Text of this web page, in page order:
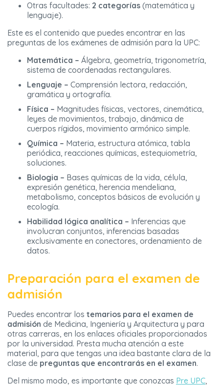
Otras facultades: 2 categorías (matemática y
lenguaje).
Este es el contenido que puedes encontrar en las
preguntas de los exámenes de admisión para la UPC:
Matemática – Álgebra, geometría, trigonometría,
sistema de coordenadas rectangulares.
Lenguaje – Comprensión lectora, redacción,
gramática y ortografía.
Física – Magnitudes físicas, vectores, cinemática,
leyes de movimientos, trabajo, dinámica de
cuerpos rígidos, movimiento armónico simple.
Química – Materia, estructura atómica, tabla
periódica, reacciones químicas, estequiometría,
soluciones.
Biologia – Bases químicas de la vida, célula,
expresión genética, herencia mendeliana,
metabolismo, conceptos básicos de evolución y
ecología.
Habilidad lógica analítica – Inferencias que
involucran conjuntos, inferencias basadas
exclusivamente en conectores, ordenamiento de
datos.
Preparación para el examen de
admisión
Puedes encontrar los temarios para el examen de
admisión de Medicina, Ingeniería y Arquitectura y para
otras carreras, en los enlaces oficiales proporcionados
por la universidad. Presta mucha atención a este
material, para que tengas una idea bastante clara de la
clase de preguntas que encontrarás en el examen.
Del mismo modo, es importante que conozcas Pre UPC,